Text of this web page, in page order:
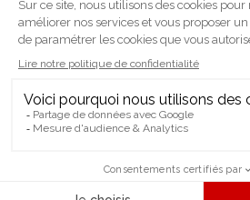
Informations
Commandes
Avoirs
Adresses
Bons de